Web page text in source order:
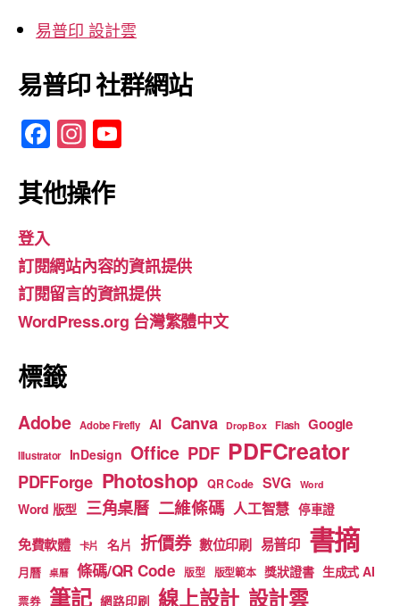
易普印 設計雲
易普印 社群網站
F
a
c
b
o
o
k
In
st
a
gr
a
m
u
b
e
其他操作
登入
訂閱網站內容的資訊提供
訂閱留言的資訊提供
WordPress.org 台灣繁體中文
標籤
Adobe Adobe Firefly AI Canva DropBox Flash Google
Illustrator InDesign Office PDF PDFCreator
PDFForge Photoshop QR Code SVG Word
Word 版型 三角桌曆 二維條碼 人工智慧 停車證
免費軟體 卡片 名片 折價券 數位印刷 易普印 書摘
月曆 桌曆 條碼/QR Code 版型 版型範本 獎狀證書 生成式 AI
票券 筆記 網路印刷 線上設計 設計雲